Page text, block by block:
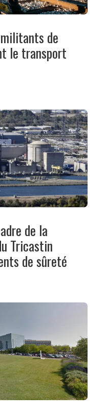
de
le transport
de la
Tricastin
de sûreté